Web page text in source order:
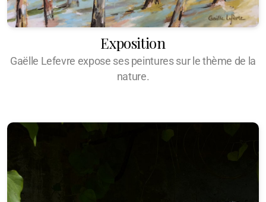
Exposition
Gaëlle Lefevre expose ses peintures sur le thème de la
nature.